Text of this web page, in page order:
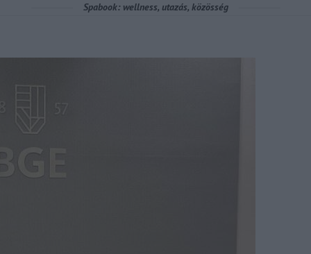
Spabook: wellness, utazás, közösség